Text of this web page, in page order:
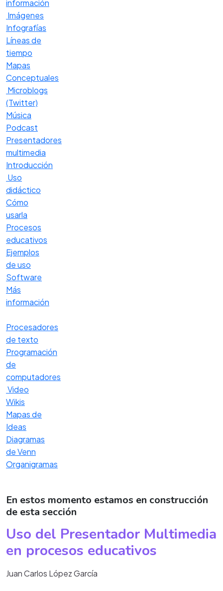
información
Imágenes
Infografías
Líneas de
tiempo
Mapas
Conceptuales
Microblogs
(Twitter)
Música
Podcast
Presentadores
multimedia
Introducción
Uso
didáctico
Cómo
usarla
Procesos
educativos
Ejemplos
de uso
Software
Más
información
Procesadores
de texto
Programación
de
computadores
Video
Wikis
Mapas de
Ideas
Diagramas
de Venn
Organigramas
En estos momento estamos en construcción
de esta sección
Uso del Presentador Multimedia
en procesos educativos
Juan Carlos López García